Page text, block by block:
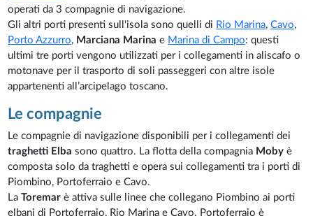
operati da 3 compagnie di navigazione.
Gli altri porti presenti sull'isola sono quelli di Rio Marina,Cavo,
Porto Azzurro, Marciana Marina e Marina di Campo: questi
ultimi tre porti vengono utilizzati per i collegamenti in aliscafo o
motonave per il trasporto di soli passeggeri con altre isole
appartenenti all’arcipelago toscano.
Le compagnie
Le compagnie di navigazione disponibili per i collegamenti dei
traghetti Elba sono quattro. La flotta della compagnia Moby è
composta solo da traghetti e opera sui collegamenti tra i porti di
Piombino, Portoferraio e Cavo.
LaToremar è attiva sulle linee che collegano Piombino ai porti
elbani di Portoferraio, Rio Marina e Cavo. Portoferraio è